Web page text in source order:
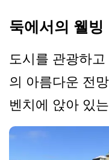
둑에서의 웰빙
도시를 관광하
의 아름다운 전
벤치에 앉아 있